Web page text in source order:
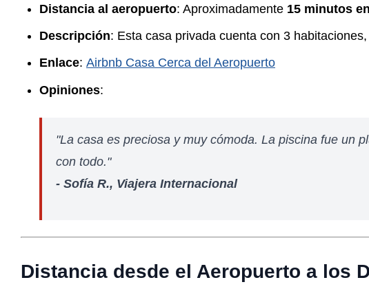
Distancia al aeropuerto: Aproximadamente 15 minutos
Descripción: Esta casa privada cuenta con 3
Enlace: Airbnb Casa Cerca del Aeropuerto
Opiniones:
"La casa es preciosa y muy cómoda. La piscina fue un
con todo."
- Sofía R., Viajera Internacional
Distancia desde el Aeropuerto a los